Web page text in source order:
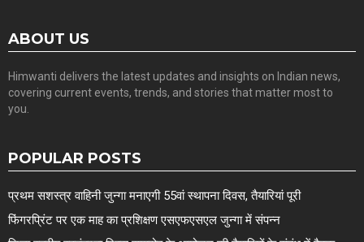
ABOUT US
Himwanti delivers the latest updates and insights on Indian news,
covering current events, trends, and stories that matter most to
you.
POPULAR POSTS
प्रथम सशस्त्र वाहिनी जुन्गा मनाएगी 55वां स्थापना दिवस, तैयारियां पूरी
फिंगरप्रिंट पर एक माह का प्रशिक्षण एसएफएसएल जुन्गा में संपन्न